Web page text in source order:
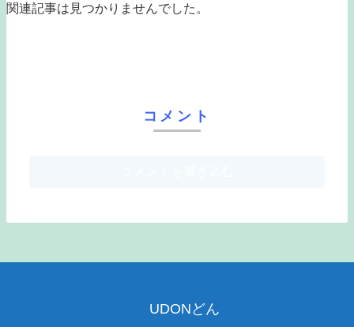
関連記事は見つかりませんでした。
コメント
UDONどん